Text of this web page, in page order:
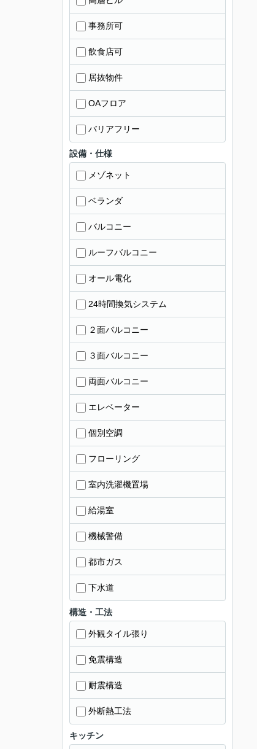
事務所可
飲食店可
居抜物件
OAフロア
バリアフリー
設備・仕様
メゾネット
ベランダ
バルコニー
ルーフバルコニー
オール電化
24時間換気システム
２面バルコニー
３面バルコニー
両面バルコニー
エレベーター
個別空調
フローリング
室内洗濯機置場
給湯室
機械警備
都市ガス
下水道
構造・工法
外観タイル張り
免震構造
耐震構造
外断熱工法
キッチン